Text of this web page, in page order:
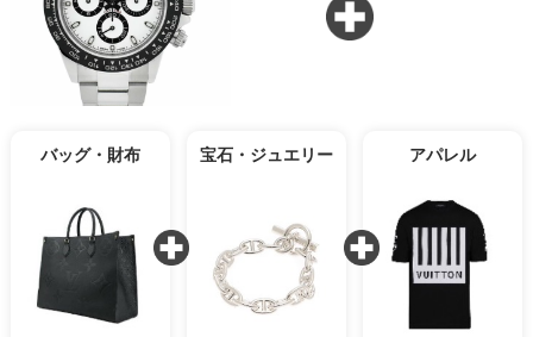
バッグ・財布 宝石・ジュエリー アパレル